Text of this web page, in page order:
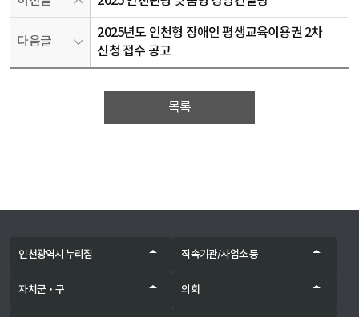
다음글
2025년도 인천형 장애인 평생교육이용권 2차
신청 접수 공고
목록
인천광역시 누리집 직속기관/사업소 등
자치군‧구 의회